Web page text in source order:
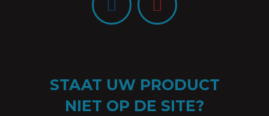
STAAT UW PRODUCT
NIET OP DE SITE?